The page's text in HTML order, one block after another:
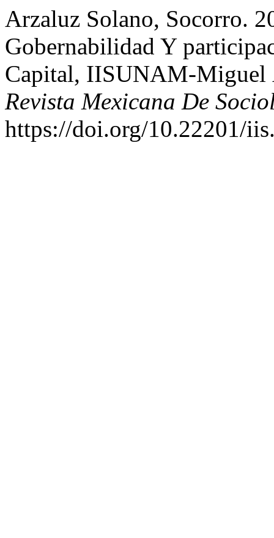
Arzaluz Solano, Socorro.
Gobernabilidad Y
Capital, IISUNAM-Miguel
Revista Mexicana De
https://doi.org/10.22201/